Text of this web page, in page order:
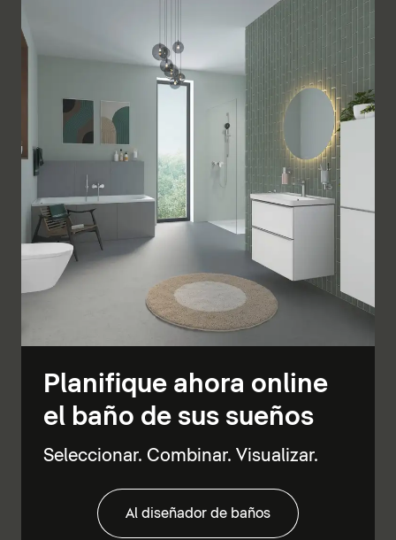
Planifique ahora online
el baño de sus sueños
Seleccionar. Combinar. Visualizar.
Al diseñador de baños